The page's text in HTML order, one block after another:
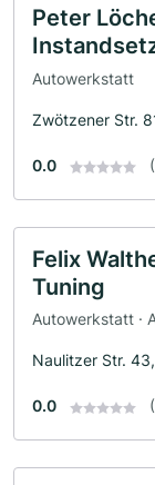
Peter
Autowerkstatt
Zwötzener Str.
0.0
Felix
Tuning
Autowerkstatt ·
Naulitzer Str.
0.0